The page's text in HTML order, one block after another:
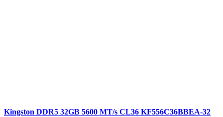
Kingston DDR5 32GB 5600 MT/s CL36 KF556C36BBEA-32